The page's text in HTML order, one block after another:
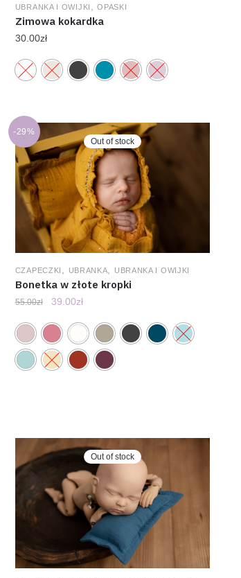
UBRANKA I OWIJKI ,OPASKI
Zimowa kokardka
30.00zł
Out of stock
-29%
CZAPECZKI UBRANKA UBRANKA I OWIJKI
Bonetka w złote kropki
55.00zł 39.00zł
Out of stock